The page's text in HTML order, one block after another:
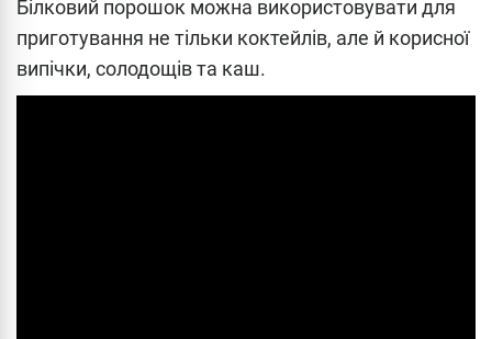
Білковий порошок можна використовувати для
приготування не тільки коктейлів, але й корисної
випічки, солодощів та каш.